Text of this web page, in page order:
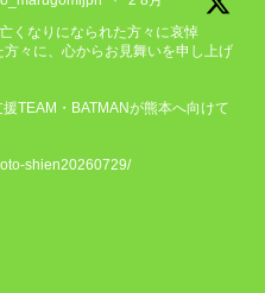
くなりになられた方々に哀悼
々に、心からお見舞いを申し上げ
TEAM・BATMANが熊本へ向けて
shien20260729/